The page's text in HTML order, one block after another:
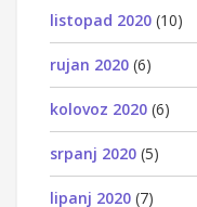
listopad 2020 (10)
rujan 2020 (6)
kolovoz 2020 (6)
srpanj 2020 (5)
lipanj 2020 (7)